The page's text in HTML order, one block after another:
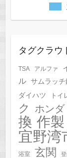
タグクラウ
TSA アルファ
ル サムラッチ
ダイハツ
トイ
ク
ホンダ
換 作製
宜野湾
浴室 玄関